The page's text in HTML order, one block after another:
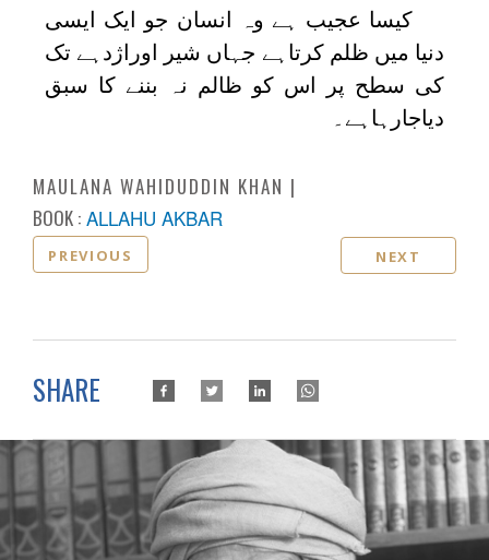
کیسا عجیب ہے وہ انسان جو ایک ایسی
دنیا میں ظلم کرتاہے جہاں شیر اوراژدہے تک
کی سطح پر اس کو ظالم نہ بننے کا سبق
دیاجارہاہے۔
MAULANA WAHIDUDDIN KHAN
BOOK : ALLAHU AKBAR
PREVIOUS NEXT
SHARE